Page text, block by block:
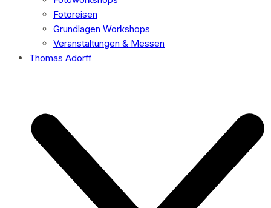
Fotoreisen
Grundlagen Workshops
Veranstaltungen & Messen
Thomas Adorff